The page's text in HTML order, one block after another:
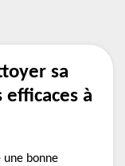
sa
à
bonne